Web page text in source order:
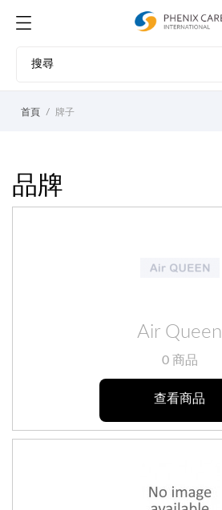
首頁 牌子
品牌
Air Queen
0 商品
查看商品